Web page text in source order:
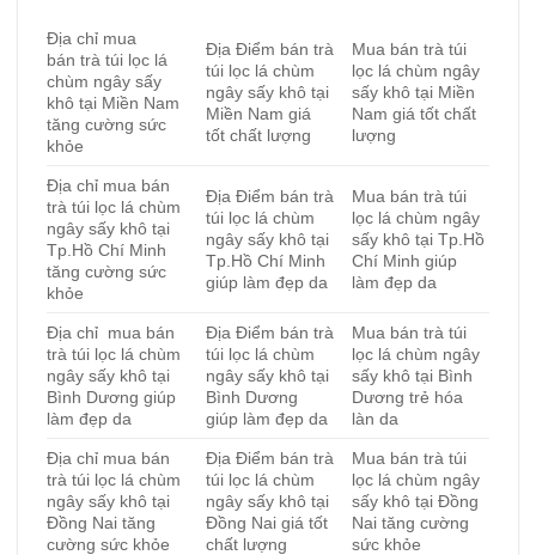
thể
được
chọn
trên
sản
phẩm
Địa chỉ mua
bán trà túi lọc lá
chùm ngây sấy
khô tại Miền Nam
tăng cường sức
khỏe
Địa Điểm bán trà
túi lọc lá chùm
ngây sấy khô tại
Miền Nam giá
tốt chất lượng
Mua bán trà túi
lọc lá chùm ngây
sấy khô tại Miền
Nam giá tốt chất
lượng
Địa chỉ mua bán
trà túi lọc lá chùm
ngây sấy khô tại
Tp.Hồ Chí Minh
tăng cường sức
khỏe
Địa Điểm bán trà
túi lọc lá chùm
ngây sấy khô tại
Tp.Hồ Chí Minh
giúp làm đẹp da
Mua bán trà túi
lọc lá chùm ngây
sấy khô tại Tp.Hồ
Chí Minh giúp
làm đẹp da
Địa chỉ mua bán
trà túi lọc lá chùm
ngây sấy khô tại
Bình Dương giúp
làm đẹp da
Địa Điểm bán trà
túi lọc lá chùm
ngây sấy khô tại
Bình Dương
giúp làm đẹp da
Mua bán trà túi
lọc lá chùm ngây
sấy khô tại Bình
Dương trẻ hóa
làn da
Địa chỉ mua bán
trà túi lọc lá chùm
ngây sấy khô tại
Đồng Nai tăng
cường sức khỏe
Địa Điểm bán trà
túi lọc lá chùm
ngây sấy khô tại
Đồng Nai giá tốt
chất lượng
Mua bán trà túi
lọc lá chùm ngây
sấy khô tại Đồng
Nai tăng cường
sức khỏe